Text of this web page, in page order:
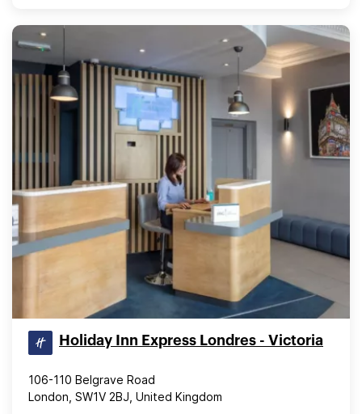
Holiday Inn Express Londres - Victoria
106-110 Belgrave Road
London, SW1V 2BJ, United Kingdom